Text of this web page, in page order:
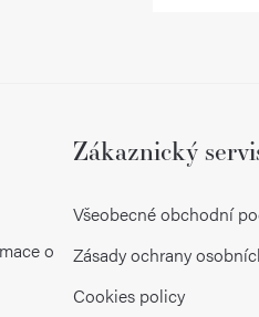
o
Zákaznický
Všeobecné obchodní
Zásady ochrany
Cookies policy